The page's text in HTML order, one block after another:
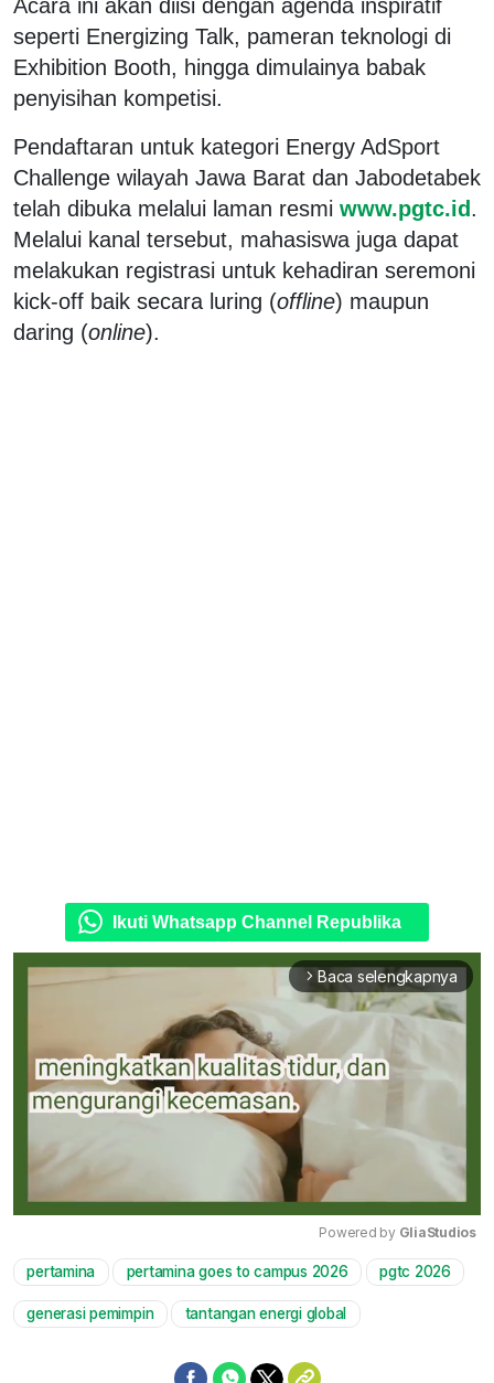
Acara ini akan diisi dengan agenda inspiratif
seperti Energizing Talk, pameran teknologi di
Exhibition Booth, hingga dimulainya babak
penyisihan kompetisi.
Pendaftaran untuk kategori Energy AdSport
Challenge wilayah Jawa Barat dan Jabodetabek
telah dibuka melalui laman resmi www.pgtc.id.
Melalui kanal tersebut, mahasiswa juga dapat
melakukan registrasi untuk kehadiran seremoni
kick-off baik secara luring (offline) maupun
daring (online).
Ikuti Whatsapp Channel Republika
arrow_forward_ios Baca selengkapnya
Mute
Powered by GliaStudios
pertamina pertamina goes to campus 2026 pgtc 2026
generasi pemimpin tantangan energi global